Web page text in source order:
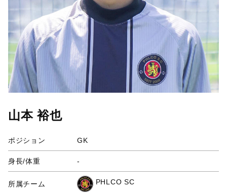
山本 裕也
ポジション GK
身長/体重 -
所属チーム PHLCO SC